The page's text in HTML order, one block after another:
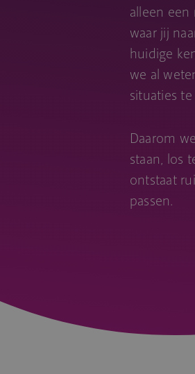
alleen een
waar jij
huidige
we al
situaties
Daarom
staan, los
ontstaat
passen.